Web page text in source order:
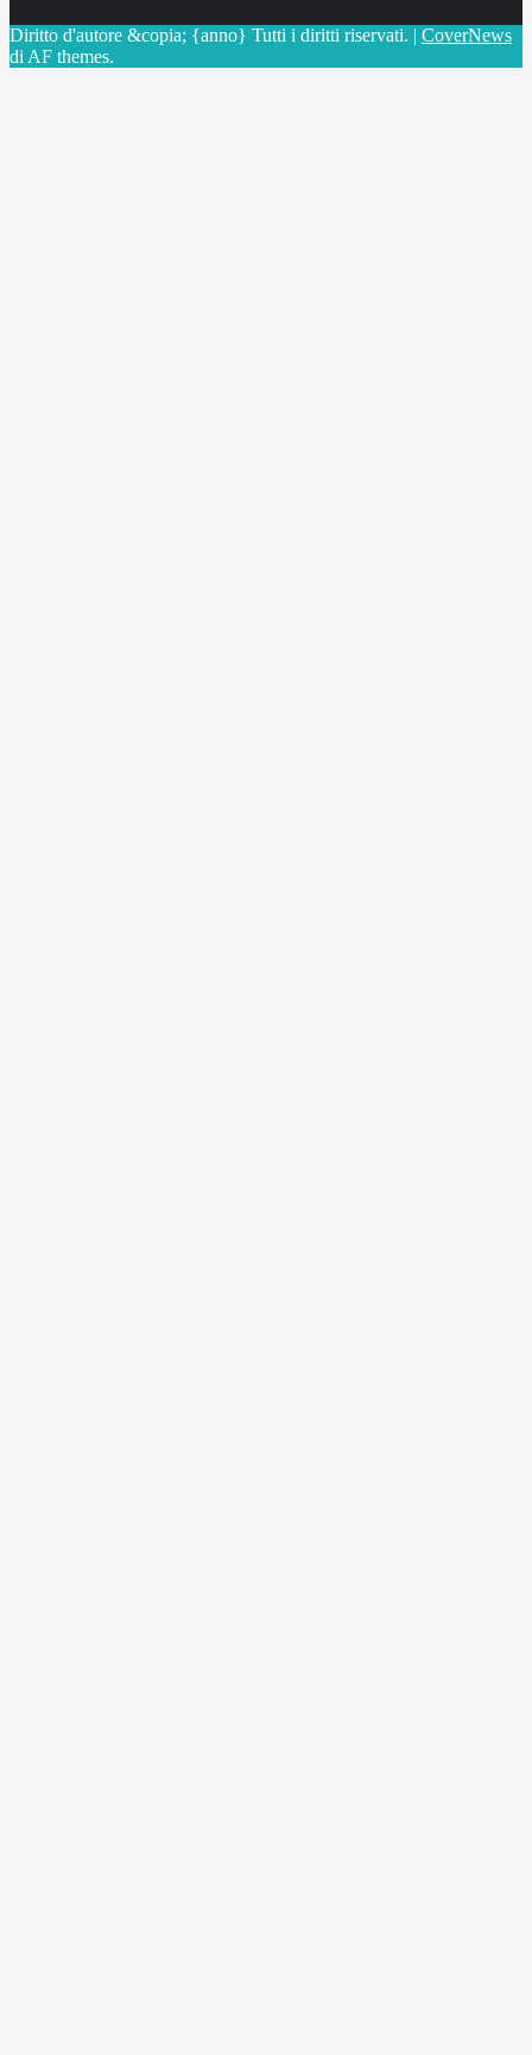
Diritto d'autore &copia; {anno} Tutti i diritti riservati. | CoverNews
di AF themes.